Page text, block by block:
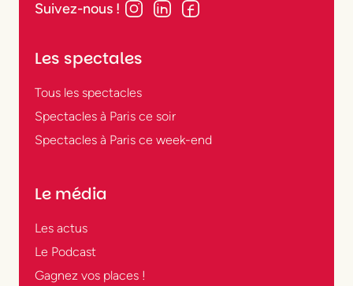
Suivez-nous !
Les spectales
Tous les spectacles
Spectacles à Paris ce soir
Spectacles à Paris ce week-end
Le média
Les actus
Le Podcast
Gagnez vos places !